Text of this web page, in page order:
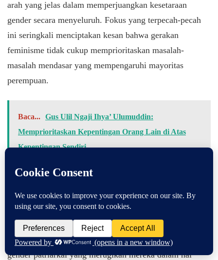
arah yang jelas dalam memperjuangkan kesetaraan
gender secara menyeluruh. Fokus yang terpecah-pecah
ini seringkali menciptakan kesan bahwa gerakan
feminisme tidak cukup memprioritaskan masalah-
masalah mendasar yang mempengaruhi mayoritas
perempuan.
Baca... Gus Ulil Ngaji Ihya’ Ulumuddin:
Memprioritaskan Kepentingan Orang Lain di Atas
Kepentingan Sendiri
Selain itu, beberapa kritik juga menyoroti bahwa
feminisme modern seringkali mengabaikan masalah-
masalah yang berkaitan dengan laki-laki, padahal isu-isu
ini juga penting dalam konteks kesetaraan gender.
Misalnya, laki-laki juga mengalami dampak dari norma
gender patriarkal yang merugikan mereka dalam hal